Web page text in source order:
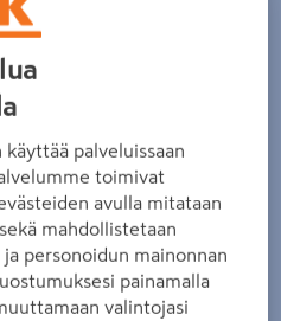
palveluissaan
toimivat
avulla mitataan
mahdollistetaan
personoidun mainonnan
painamalla
valintojasi